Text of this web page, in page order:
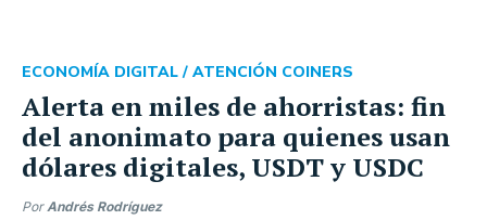
Alerta en miles de ahorristas: fin
del anonimato para quienes usan
dólares digitales, USDT y USDC
ECONOMÍA DIGITAL / ATENCIÓN COINERS
PorAndrés Rodríguez